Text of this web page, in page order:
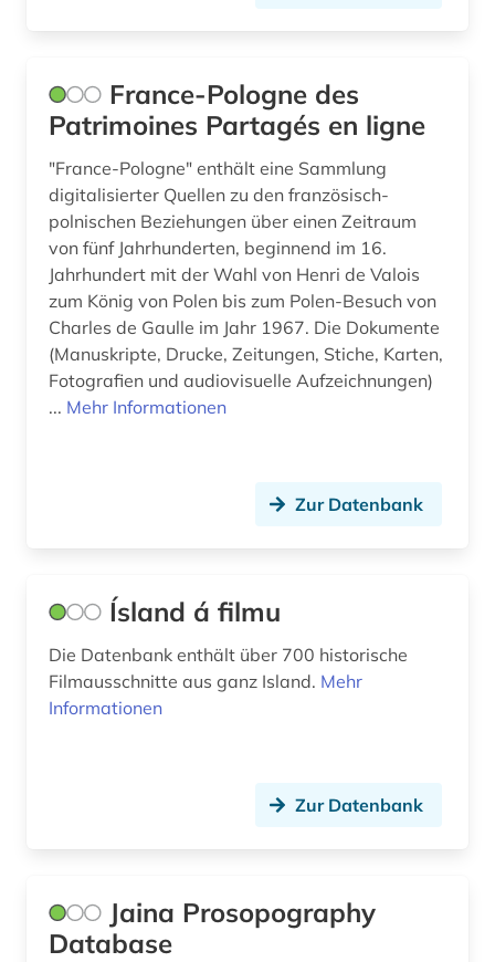
alltagsleben (1)
altdänisch (1)
alte drucke (1)
alte geschichte (8)
alte landesschule korbach (1)
alter orient (4)
altes buch (10)
altes testament (1)
altgutnisch (1)
Makedonien (6)
Malta (1)
Mecklenburg-Vorpommern (11)
Mittelamerika (30)
Moldawien (7)
Monaco (1)
Nordrhein-Westfalen (15)
Norwegen (77)
Palaestina (8)
France-Pologne des
Patrimoines Partagés en ligne
"France-Pologne" enthält eine Sammlung
digitalisierter Quellen zu den französisch-
polnischen Beziehungen über einen Zeitraum
von fünf Jahrhunderten, beginnend im 16.
Jahrhundert mit der Wahl von Henri de Valois
zum König von Polen bis zum Polen-Besuch von
Charles de Gaulle im Jahr 1967. Die Dokumente
(Manuskripte, Drucke, Zeitungen, Stiche, Karten,
Fotografien und audiovisuelle Aufzeichnungen)
... Mehr Informationen
Zur Datenbank
Ísland á filmu
Die Datenbank enthält über 700 historische
Filmausschnitte aus ganz Island. Mehr
Informationen
Zur Datenbank
Jaina Prosopography
Database